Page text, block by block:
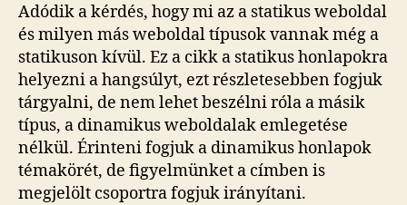
Adódik a kérdés, hogy mi az a statikus weboldal
és milyen más weboldal típusok vannak még a
statikuson kívül. Ez a cikk a statikus honlapokra
helyezni a hangsúlyt, ezt részletesebben fogjuk
tárgyalni, de nem lehet beszélni róla a másik
típus, a dinamikus weboldalak emlegetése
nélkül. Érinteni fogjuk a dinamikus honlapok
témakörét, de figyelmünket a címben is
megjelölt csoportra fogjuk irányítani.